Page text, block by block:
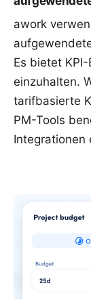
awork
Es bietet
einzuhalten.
tarifbasierte
PM-Tools
Integrationen